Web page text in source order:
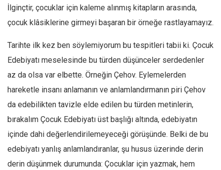
İlginçtir, çocuklar için kaleme alınmış kitapların arasında,
çocuk klâsiklerine girmeyi başaran bir örneğe rastlayamayız.
Tarihte ilk kez ben söylemiyorum bu tespitleri tabii ki. Çocuk
Edebiyatı meselesinde bu türden düşünceler serdedenler
az da olsa var elbette. Örneğin Çehov. Eylemelerden
hareketle insanı anlamanın ve anlamlandırmanın piri Çehov
da edebilikten tavizle elde edilen bu türden metinlerin,
bırakalım Çocuk Edebiyatı üst başlığı altında, edebiyatın
içinde dahi değerlendirilemeyeceği görüşünde. Belki de bu
edebiyatı yanlış anlamlandıranlar, şu husus üzerinde derin
derin düşünmek durumunda: Çocuklar için yazmak, hem